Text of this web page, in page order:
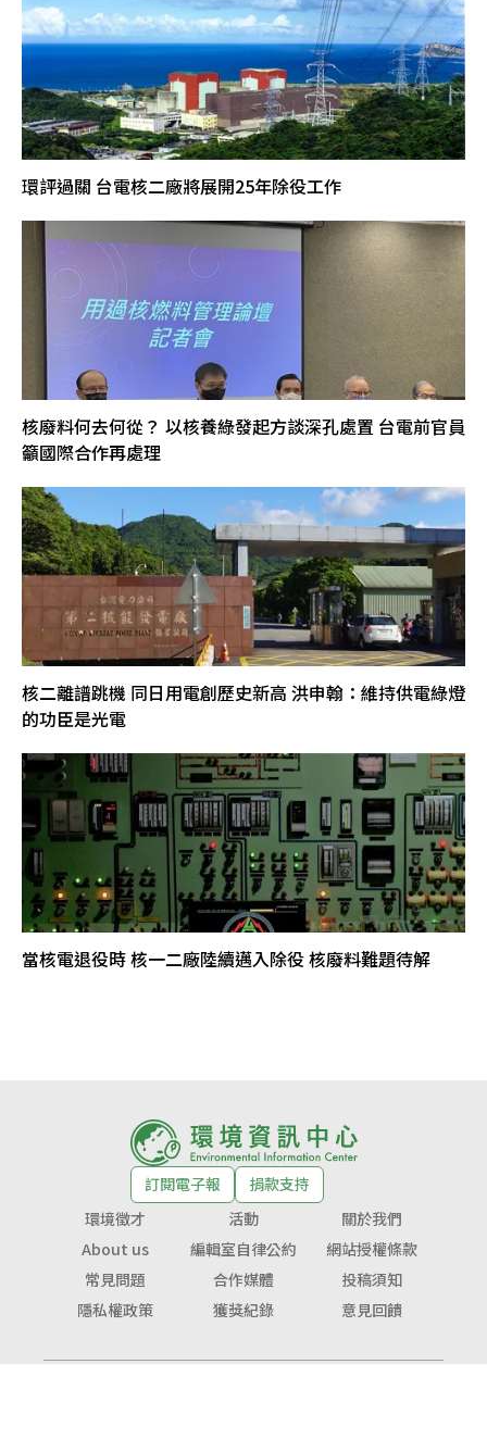
環評過關 台電核二廠將展開25年除役工作
核廢料何去何從？ 以核養綠發起方談深孔處置 台電前官員
籲國際合作再處理
核二離譜跳機 同日用電創歷史新高 洪申翰：維持供電綠燈
的功臣是光電
當核電退役時 核一二廠陸續邁入除役 核廢料難題待解
訂閱電子報
捐款支持
環境徵才
活動
關於我們
About us
編輯室自律公約
網站授權條款
常見問題
合作媒體
投稿須知
隱私權政策
獲獎紀錄 意見回饋